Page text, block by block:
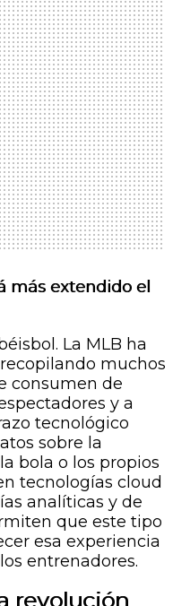
más extendido el
La MLB ha
muchos
consumen de
y a
tecnológico
sobre la
bola o los propios
tecnologías cloud
analíticas y de
que este tipo
esa experiencia
entrenadores.
revolución